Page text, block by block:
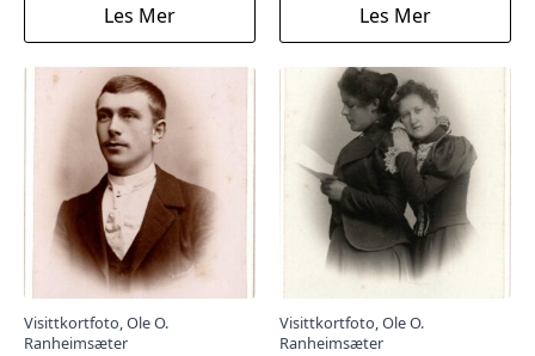
Les Mer
Les Mer
Visittkortfoto, Ole O.
Ranheimsæter
Visittkortfoto, Ole O.
Ranheimsæter